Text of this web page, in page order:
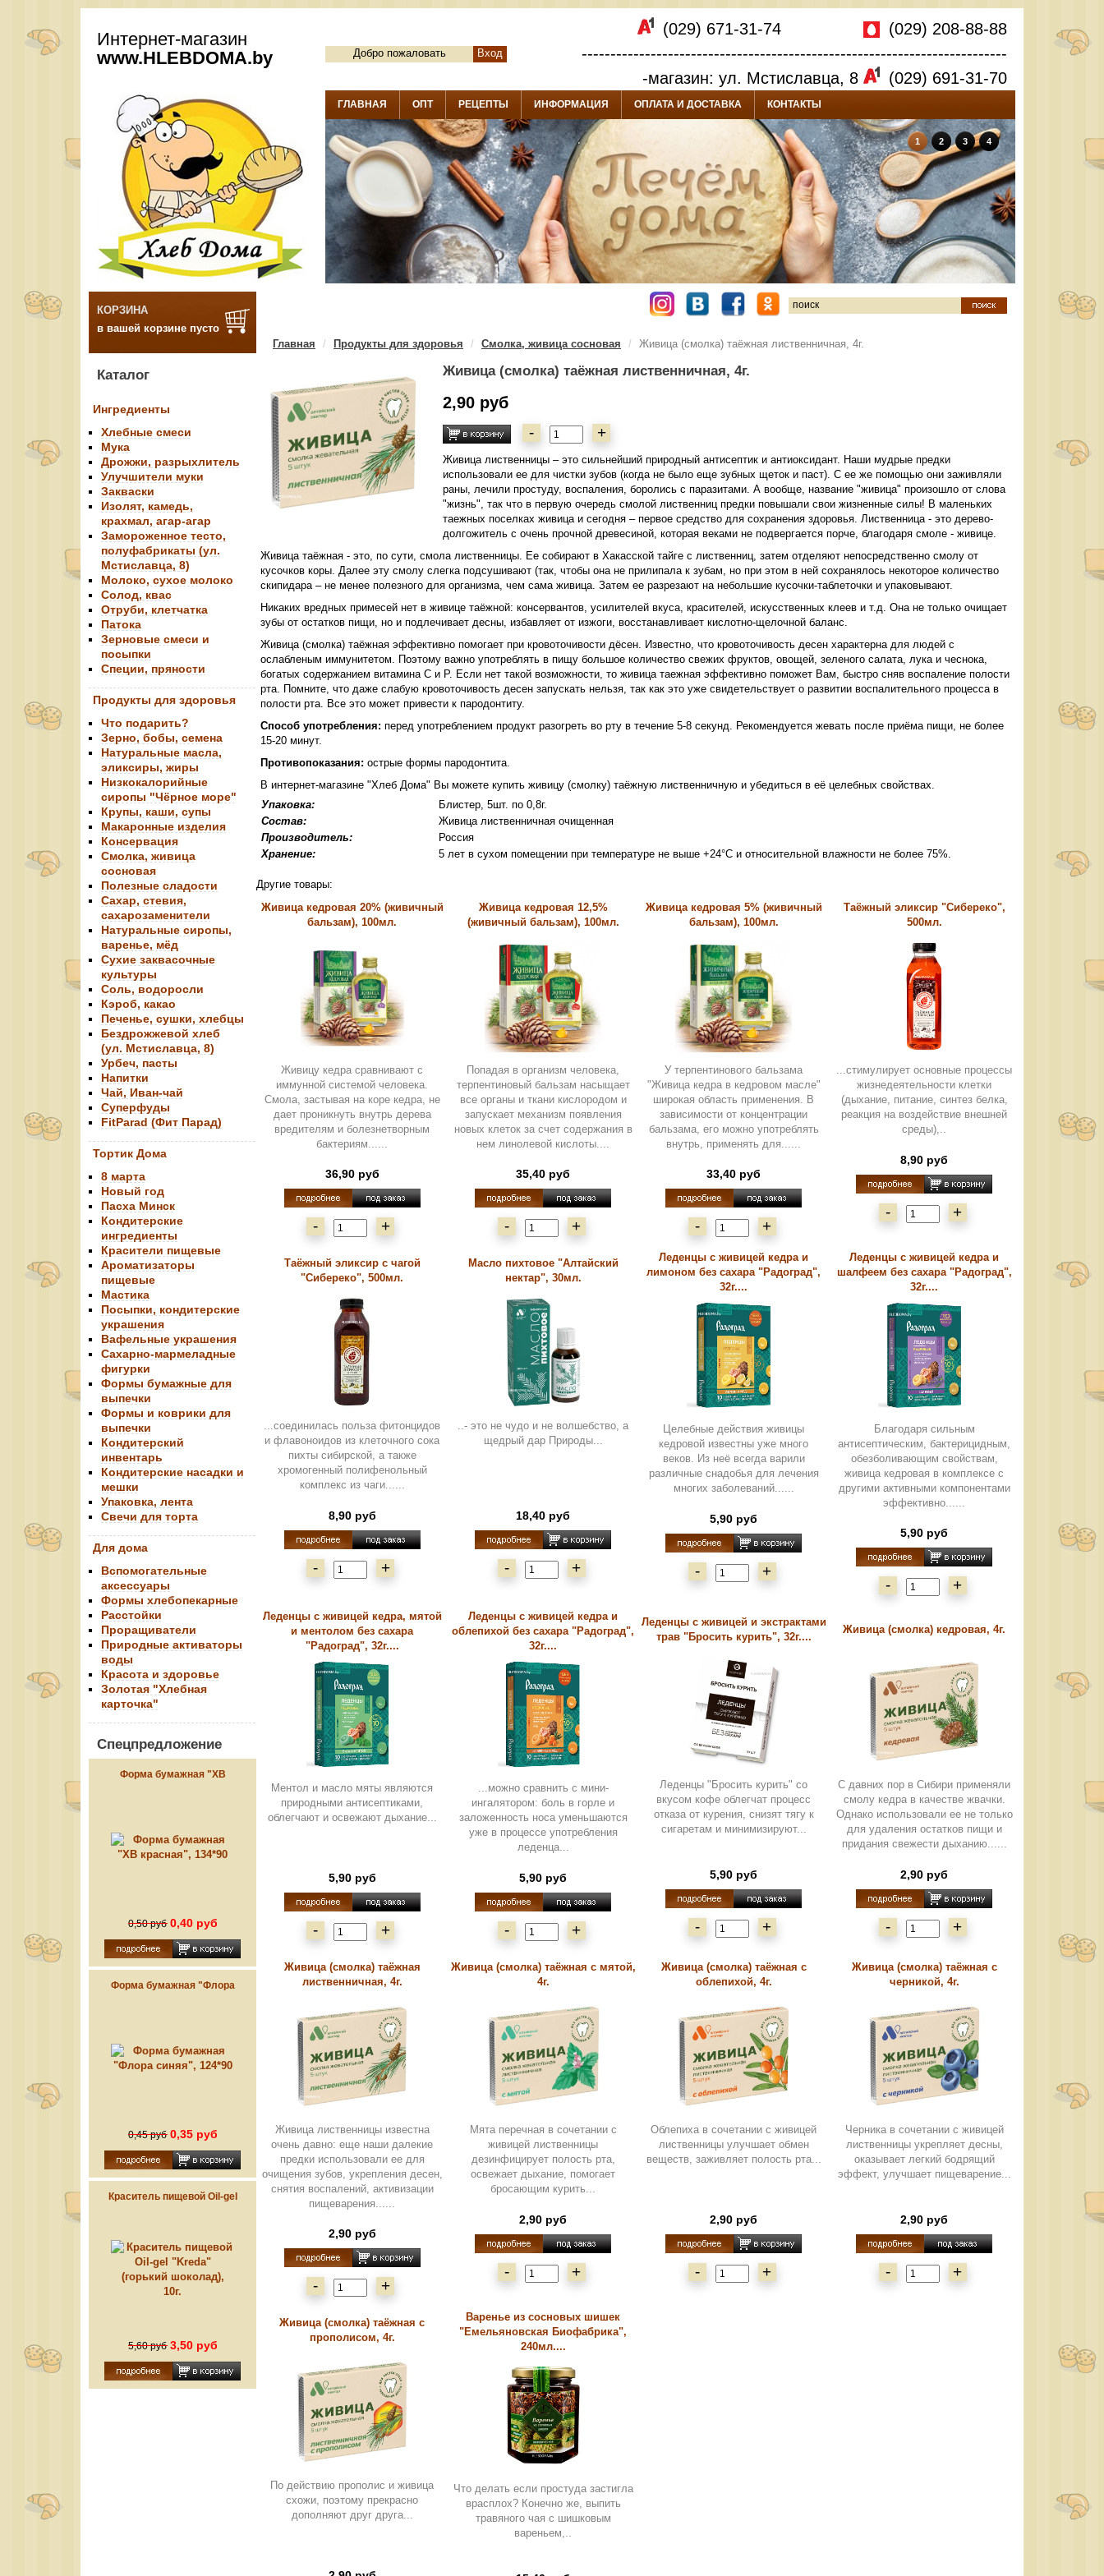
Интернет-магазин
www.HLEBDOMA.by Добро пожаловать Вход
(029) 671-31-74
(029) 208-88-88
--------------------------------------------------------------------------
-магазин: ул. Мстиславца, 8
(029) 691-31-70
ГЛАВНАЯ ОПТ РЕЦЕПТЫ ИНФОРМАЦИЯ ОПЛАТА И ДОСТАВКА КОНТАКТЫ
1 2 3 4
КОРЗИНА
в вашей корзине пусто
Каталог
Ингредиенты
Хлебные смеси
Мука
Дрожжи, разрыхлитель
Улучшители муки
Закваски
Изолят, камедь,
крахмал, агар-агар
Замороженное тесто,
полуфабрикаты (ул.
Мстиславца, 8)
Молоко, сухое молоко
Солод, квас
Отруби, клетчатка
Патока
Зерновые смеси и
посыпки
Специи, пряности
Продукты для здоровья
Что подарить?
Зерно, бобы, семена
Натуральные масла,
эликсиры, жиры
Низкокалорийные
сиропы "Чёрное море"
Крупы, каши, супы
Макаронные изделия
Консервация
Смолка, живица
сосновая
Полезные сладости
Сахар, стевия,
сахарозаменители
Натуральные сиропы,
варенье, мёд
Сухие заквасочные
культуры
Соль, водоросли
Кэроб, какао
Печенье, сушки, хлебцы
Бездрожжевой хлеб
(ул. Мстиславца, 8)
Урбеч, пасты
Напитки
Чай, Иван-чай
Суперфуды
FitParad (Фит Парад)
Тортик Дома
8 марта
Новый год
Пасха Минск
Кондитерские
ингредиенты
Красители пищевые
Ароматизаторы
пищевые
Мастика
Посыпки, кондитерские
украшения
Вафельные украшения
Сахарно-мармеладные
фигурки
Формы бумажные для
выпечки
Формы и коврики для
выпечки
Кондитерский
инвентарь
Кондитерские насадки и
мешки
Упаковка, лента
Свечи для торта
Для дома
Вспомогательные
аксессуары
Формы хлебопекарные
Расстойки
Проращиватели
Природные активаторы
воды
Красота и здоровье
Золотая "Хлебная
карточка"
Спецпредложение
Форма бумажная "ХВ
0,50 руб 0,40 руб
Форма бумажная "Флора
0,45 руб 0,35 руб
Краситель пищевой Oil-gel
5,60 руб 3,50 руб
Главная Продукты для здоровья Смолка, живица сосновая Живица (смолка) таёжная лиственничная, 4г.
Живица (смолка) таёжная лиственничная, 4г.
2,90 руб
- +
Живица лиственницы – это сильнейший природный антисептик и антиоксидант. Наши мудрые предки
использовали ее для чистки зубов (когда не было еще зубных щеток и паст). С ее же помощью они заживляли
раны, лечили простуду, воспаления, боролись с паразитами. А вообще, название "живица" произошло от слова
"жизнь", так что в первую очередь смолой лиственниц предки повышали свои жизненные силы! В маленьких
таежных поселках живица и сегодня – первое средство для сохранения здоровья. Лиственница - это дерево-
долгожитель с очень прочной древесиной, которая веками не подвергается порче, благодаря смоле - живице.
Живица таёжная - это, по сути, смола лиственницы. Ее собирают в Хакасской тайге с лиственниц, затем отделяют непосредственно смолу от
кусочков коры. Далее эту смолу слегка подсушивают (так, чтобы она не прилипала к зубам, но при этом в ней сохранялось некоторое количество
скипидара – не менее полезного для организма, чем сама живица. Затем ее разрезают на небольшие кусочки-таблеточки и упаковывают.
Никаких вредных примесей нет в живице таёжной: консервантов, усилителей вкуса, красителей, искусственных клеев и т.д. Она не только очищает
зубы от остатков пищи, но и подлечивает десны, избавляет от изжоги, восстанавливает кислотно-щелочной баланс.
Живица (смолка) таёжная эффективно помогает при кровоточивости дёсен. Известно, что кровоточивость десен характерна для людей с
ослабленым иммунитетом. Поэтому важно употреблять в пищу большое количество свежих фруктов, овощей, зеленого салата, лука и чеснока,
богатых содержанием витамина С и Р. Если нет такой возможности, то живица таежная эффективно поможет Вам, быстро сняв воспаление полости
рта. Помните, что даже слабую кровоточивость десен запускать нельзя, так как это уже свидетельствует о развитии воспалительного процесса в
полости рта. Все это может привести к пародонтиту.
Способ употребления: перед употреблением продукт разогреть во рту в течение 5-8 секунд. Рекомендуется жевать после приёма пищи, не более
15-20 минут.
Противопоказания: острые формы пародонтита.
В интернет-магазине "Хлеб Дома" Вы можете купить живицу (смолку) таёжную лиственничную и убедиться в её целебных свойствах.
Упаковка:
Блистер, 5шт. по 0,8г.
Состав:
Живица лиственничная очищенная
Производитель:
Россия
Хранение:
5 лет в сухом помещении при температуре не выше +24°С и относительной влажности не более 75%.
Другие товары:
Живица кедровая 20% (живичный
бальзам), 100мл.
Живицу кедра сравнивают с
иммунной системой человека.
Смола, застывая на коре кедра, не
дает проникнуть внутрь дерева
вредителям и болезнетворным
бактериям......
36,90 руб
- +
Живица кедровая 12,5%
(живичный бальзам), 100мл.
Попадая в организм человека,
терпентиновый бальзам насыщает
все органы и ткани кислородом и
запускает механизм появления
новых клеток за счет содержания в
нем линолевой кислоты....
35,40 руб
- +
Живица кедровая 5% (живичный
бальзам), 100мл.
У терпентинового бальзама
"Живица кедра в кедровом масле"
широкая область применения. В
зависимости от концентрации
бальзама, его можно употреблять
внутрь, применять для......
33,40 руб
- +
Таёжный эликсир "Сибереко",
500мл.
...стимулирует основные процессы
жизнедеятельности клетки
(дыхание, питание, синтез белка,
реакция на воздействие внешней
среды),..
8,90 руб
- +
Таёжный эликсир с чагой
"Сибереко", 500мл.
...соединилась польза фитонцидов
и флавоноидов из клеточного сока
пихты сибирской, а также
хромогенный полифенольный
комплекс из чаги......
8,90 руб
- +
Масло пихтовое "Алтайский
нектар", 30мл.
..- это не чудо и не волшебство, а
щедрый дар Природы...
18,40 руб
- +
Леденцы с живицей кедра и
лимоном без сахара "Радоград",
32г....
Целебные действия живицы
кедровой известны уже много
веков. Из неё всегда варили
различные снадобья для лечения
многих заболеваний......
5,90 руб
- +
Леденцы с живицей кедра и
шалфеем без сахара "Радоград",
32г....
Благодаря сильным
антисептическим, бактерицидным,
обезболивающим свойствам,
живица кедровая в комплексе с
другими активными компонентами
эффективно......
5,90 руб
- +
Леденцы с живицей кедра, мятой
и ментолом без сахара
"Радоград", 32г....
Ментол и масло мяты являются
природными антисептиками,
облегчают и освежают дыхание...
5,90 руб
- +
Леденцы с живицей кедра и
облепихой без сахара "Радоград",
32г....
...можно сравнить с мини-
ингалятором: боль в горле и
заложенность носа уменьшаются
уже в процессе употребления
леденца...
5,90 руб
- +
Леденцы с живицей и экстрактами
трав "Бросить курить", 32г....
Леденцы "Бросить курить" со
вкусом кофе облегчат процесс
отказа от курения, снизят тягу к
сигаретам и минимизируют...
5,90 руб
- +
Живица (смолка) кедровая, 4г.
С давних пор в Сибири применяли
смолу кедра в качестве жвачки.
Однако использовали ее не только
для удаления остатков пищи и
придания свежести дыханию......
2,90 руб
- +
Живица (смолка) таёжная
лиственничная, 4г.
Живица лиственницы известна
очень давно: еще наши далекие
предки использовали ее для
очищения зубов, укрепления десен,
снятия воспалений, активизации
пищеварения......
2,90 руб
- +
Живица (смолка) таёжная с мятой,
4г.
Мята перечная в сочетании с
живицей лиственницы
дезинфицирует полость рта,
освежает дыхание, помогает
бросающим курить...
2,90 руб
- +
Живица (смолка) таёжная с
облепихой, 4г.
Облепиха в сочетании с живицей
лиственницы улучшает обмен
веществ, заживляет полость рта...
2,90 руб
- +
Живица (смолка) таёжная с
черникой, 4г.
Черника в сочетании с живицей
лиственницы укрепляет десны,
оказывает легкий бодрящий
эффект, улучшает пищеварение...
2,90 руб
- +
Живица (смолка) таёжная с
прополисом, 4г.
По действию прополис и живица
схожи, поэтому прекрасно
дополняют друг друга...
Варенье из сосновых шишек
"Емельяновская Биофабрика",
240мл....
Что делать если простуда застигла
врасплох? Конечно же, выпить
травяного чая с шишковым
вареньем,..